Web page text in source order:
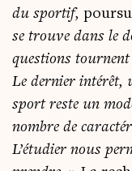
du spor­tif,
se trouve dans le
ques­tions
Le der­nier inté­rêt,
sport reste un
nombre de
L’étudier nous